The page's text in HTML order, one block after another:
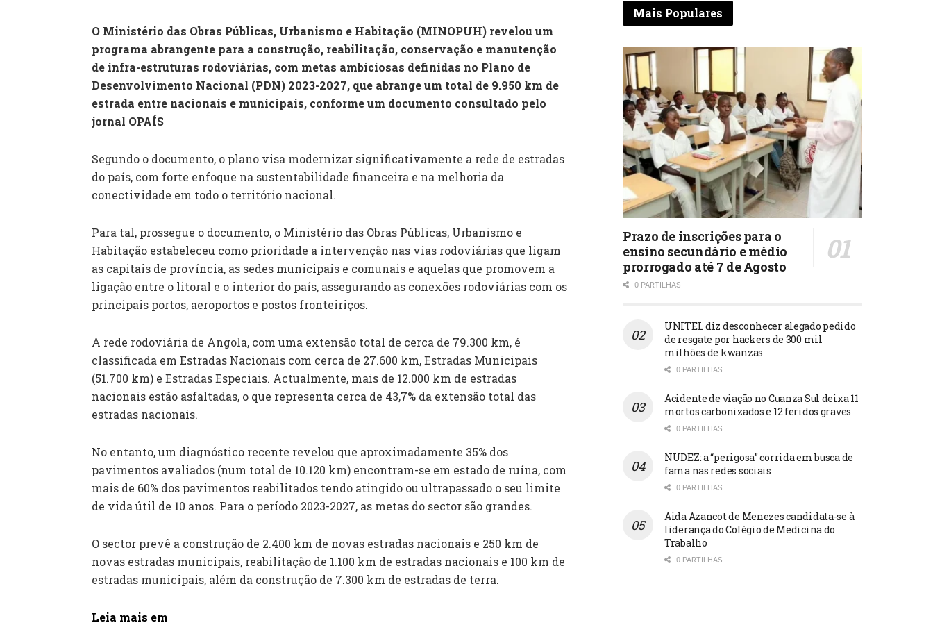
O Ministério das Obras Públicas, Urbanismo e Habitação (MINOPUH) revelou um
programa abrangente para a construção, reabilitação, conservação e manutenção
de infra-estruturas rodoviárias, com metas ambiciosas definidas no Plano de
Desenvolvimento Nacional (PDN) 2023-2027, que abrange um total de 9.950 km de
estrada entre nacionais e municipais, conforme um documento consultado pelo
jornal OPAÍS
Segundo o documento, o plano visa modernizar significativamente a rede de estradas
do país, com forte enfoque na sustentabilidade financeira e na melhoria da
conectividade em todo o território nacional.
Para tal, prossegue o documento, o Ministério das Obras Públicas, Urbanismo e
Habitação estabeleceu como prioridade a intervenção nas vias rodoviárias que ligam
as capitais de província, as sedes municipais e comunais e aquelas que promovem a
ligação entre o litoral e o interior do país, assegurando as conexões rodoviárias com os
principais portos, aeroportos e postos fronteiriços.
A rede rodoviária de Angola, com uma extensão total de cerca de 79.300 km, é
classificada em Estradas Nacionais com cerca de 27.600 km, Estradas Municipais
(51.700 km) e Estradas Especiais. Actualmente, mais de 12.000 km de estradas
nacionais estão asfaltadas, o que representa cerca de 43,7% da extensão total das
estradas nacionais.
No entanto, um diagnóstico recente revelou que aproximadamente 35% dos
pavimentos avaliados (num total de 10.120 km) encontram-se em estado de ruína, com
mais de 60% dos pavimentos reabilitados tendo atingido ou ultrapassado o seu limite
de vida útil de 10 anos. Para o período 2023-2027, as metas do sector são grandes.
O sector prevê a construção de 2.400 km de novas estradas nacionais e 250 km de
novas estradas municipais, reabilitação de 1.100 km de estradas nacionais e 100 km de
estradas municipais, além da construção de 7.300 km de estradas de terra.
Leia mais em
Mais Populares
Prazo de inscrições para o
ensino secundário e médio
prorrogado até 7 de Agosto
0 PARTILHAS
UNITEL diz desconhecer alegado pedido
de resgate por hackers de 300 mil
milhões de kwanzas
0 PARTILHAS
Acidente de viação no Cuanza Sul deixa 11
mortos carbonizados e 12 feridos graves
0 PARTILHAS
NUDEZ: a “perigosa” corrida em busca de
fama nas redes sociais
0 PARTILHAS
Aida Azancot de Menezes candidata-se à
liderança do Colégio de Medicina do
Trabalho
0 PARTILHAS